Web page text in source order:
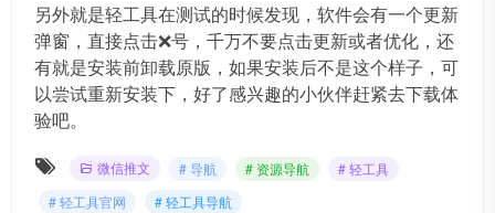
另外就是轻工具在测试的时候发现，软件会有一个更新
弹窗，直接点击❌号，千万不要点击更新或者优化，还
有就是安装前卸载原版，如果安装后不是这个样子，可
以尝试重新安装下，好了感兴趣的小伙伴赶紧去下载体
验吧。
微信推文 # 导航 # 资源导航
# 轻工具
# 轻工具官网
# 轻工具导航